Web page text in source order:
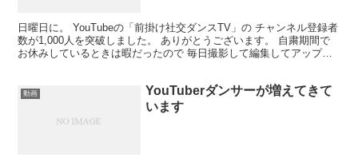
日曜日に。 YouTubeの「前掛け社交ダンスTV」の チャンネル登録者
数が1,000人を突破しました。 ありがとうございます。 自粛期間で
お休みしているときは暇だったので 毎日撮影して編集してアップし
動画
YouTuberダンサーが増えてきて
います